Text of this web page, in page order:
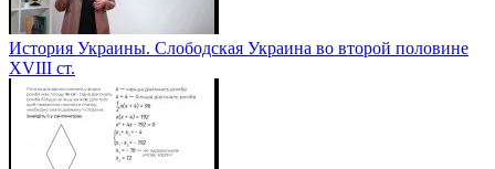
История Украины. Слободская Украина во второй половине
ХVІІІ ст.